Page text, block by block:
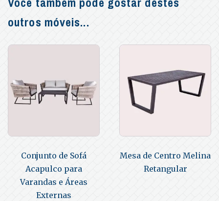
outros móveis...
Conjunto de Sofá
Acapulco para
Varandas e Áreas
Externas
Mesa de Centro Melina
Retangular